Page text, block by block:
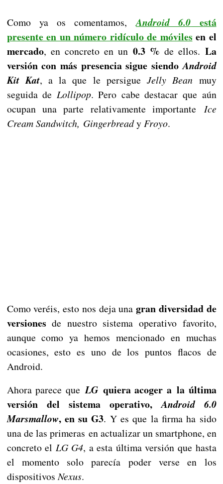
Como ya os comentamos,Android 6.0 está
presente en un número ridículo de móviles en el
mercado, en concreto en un 0.3 % de ellos. La
versión con más presencia sigue siendoAndroid
Kit Kat, a la que le persigueJelly Bean muy
seguida de Lollipop. Pero cabe destacar que aún
ocupan una parte relativamente importante Ice
Cream Sandwitch, GingerbreadyFroyo.
Como veréis, esto nos deja una gran diversidad de
versiones de nuestro sistema operativo favorito,
aunque como ya hemos mencionado en muchas
ocasiones, esto es uno de los puntos flacos de
Android.
Ahora parece queLGquiera acoger a la última
versión del sistema operativo,Android 6.0
Marsmallow, en su G3. Y es que la firma ha sido
una de las primeras en actualizar un smartphone, en
concreto el LG G4, a esta última versión que hasta
el momento solo parecía poder verse en los
dispositivosNexus.